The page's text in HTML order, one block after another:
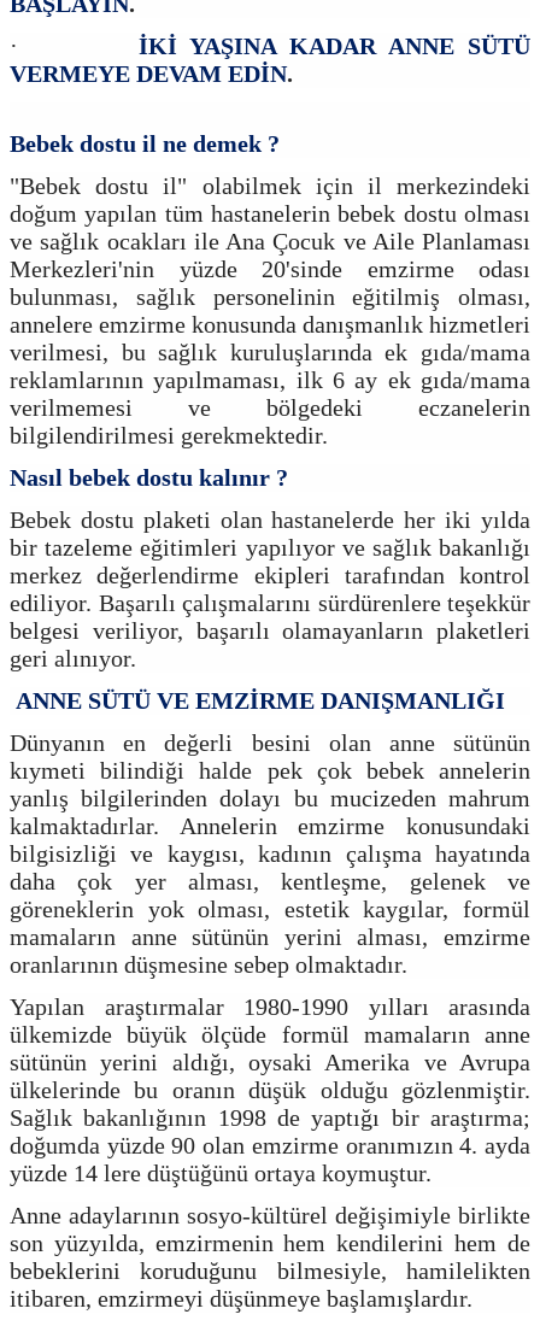
· İKİ YAŞINA KADAR ANNE SÜTÜ
VERMEYE DEVAM EDİN.
Bebek dostu il ne demek ?
"Bebek dostu il" olabilmek için il merkezindeki
doğum yapılan tüm hastanelerin bebek dostu olması
ve sağlık ocakları ile Ana Çocuk ve Aile Planlaması
Merkezleri'nin yüzde 20'sinde emzirme odası
bulunması, sağlık personelinin eğitilmiş olması,
annelere emzirme konusunda danışmanlık hizmetleri
verilmesi, bu sağlık kuruluşlarında ek gıda/mama
reklamlarının yapılmaması, ilk 6 ay ek gıda/mama
verilmemesi ve bölgedeki eczanelerin
bilgilendirilmesi gerekmektedir.
Nasıl bebek dostu kalınır ?
Bebek dostu plaketi olan hastanelerde her iki yılda
bir tazeleme eğitimleri yapılıyor ve sağlık bakanlığı
merkez değerlendirme ekipleri tarafından kontrol
ediliyor. Başarılı çalışmalarını sürdürenlere teşekkür
belgesi veriliyor, başarılı olamayanların plaketleri
geri alınıyor.
ANNE SÜTÜ VE EMZİRME DANIŞMANLIĞI
Dünyanın en değerli besini olan anne sütünün
kıymeti bilindiği halde pek çok bebek annelerin
yanlış bilgilerinden dolayı bu mucizeden mahrum
kalmaktadırlar. Annelerin emzirme konusundaki
bilgisizliği ve kaygısı, kadının çalışma hayatında
daha çok yer alması, kentleşme, gelenek ve
göreneklerin yok olması, estetik kaygılar, formül
mamaların anne sütünün yerini alması, emzirme
oranlarının düşmesine sebep olmaktadır.
Yapılan araştırmalar 1980-1990 yılları arasında
ülkemizde büyük ölçüde formül mamaların anne
sütünün yerini aldığı, oysaki Amerika ve Avrupa
ülkelerinde bu oranın düşük olduğu gözlenmiştir.
Sağlık bakanlığının 1998 de yaptığı bir araştırma;
doğumda yüzde 90 olan emzirme oranımızın 4. ayda
yüzde 14 lere düştüğünü ortaya koymuştur.
Anne adaylarının sosyo-kültürel değişimiyle birlikte
son yüzyılda, emzirmenin hem kendilerini hem de
bebeklerini koruduğunu bilmesiyle, hamilelikten
itibaren, emzirmeyi düşünmeye başlamışlardır.